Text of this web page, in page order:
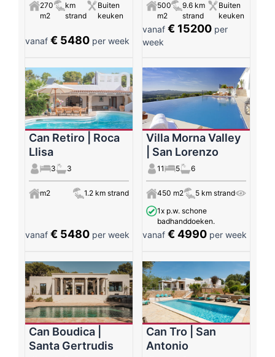
270
m2
km
strand
Buiten
keuken
vanaf € 5480 per week
500
m2
9.6 km
strand
Buiten
keuken
vanaf€ 15200 per
week
Can Retiro | Roca
Llisa
3 3
m2 1.2 km strand
vanaf € 5480 per week
Villa Morna Valley
| San Lorenzo
11 5 6
450 m2
5 km strand
1x p.w. schone
badhanddoeken.
vanaf€ 4990 per week
Can Boudica |
Santa Gertrudis
Can Tro | San
Antonio